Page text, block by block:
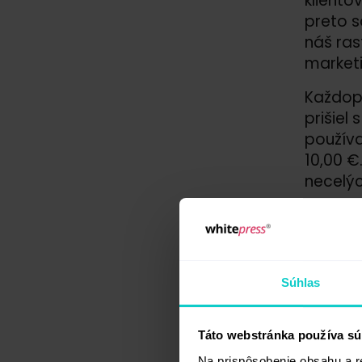
Súhlas
Táto webstránka používa
preto
náš
prišiel
10,00
Na
to
práve